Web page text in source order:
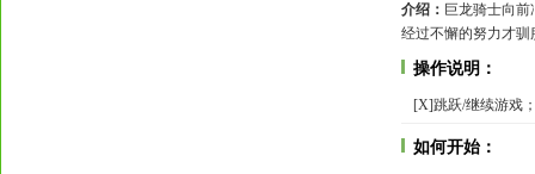
介绍： 巨龙骑士向
经过不懈的努力才
操作说明：
[X]跳跃/继续游戏
如何开始：